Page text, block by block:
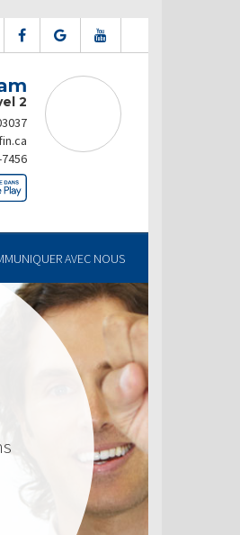
2
AVEC NOUS